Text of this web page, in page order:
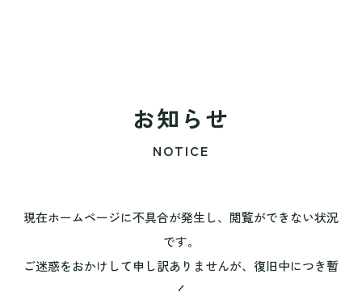
お知らせ
NOTICE
現在ホームページに不具合が発生し、閲覧ができない状況
です。
ご迷惑をおかけして申し訳ありませんが、復旧中につき暫